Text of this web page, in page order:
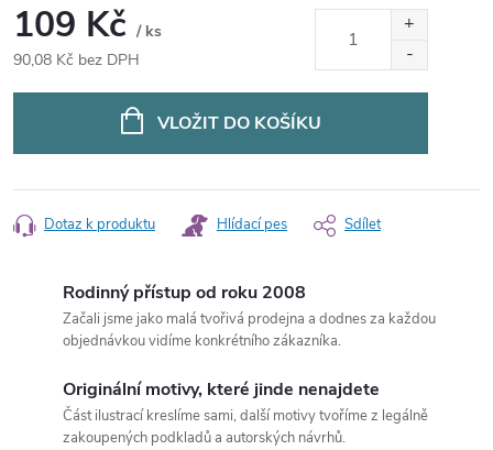
109 Kč / ks
90,08 Kč bez DPH
VLOŽIT DO KOŠÍKU
Dotaz k produktu Hlídací pes Sdílet
Rodinný přístup od roku 2008
Začali jsme jako malá tvořivá prodejna a dodnes za každou
objednávkou vidíme konkrétního zákazníka.
Originální motivy, které jinde nenajdete
Část ilustrací kreslíme sami, další motivy tvoříme z legálně
zakoupených podkladů a autorských návrhů.